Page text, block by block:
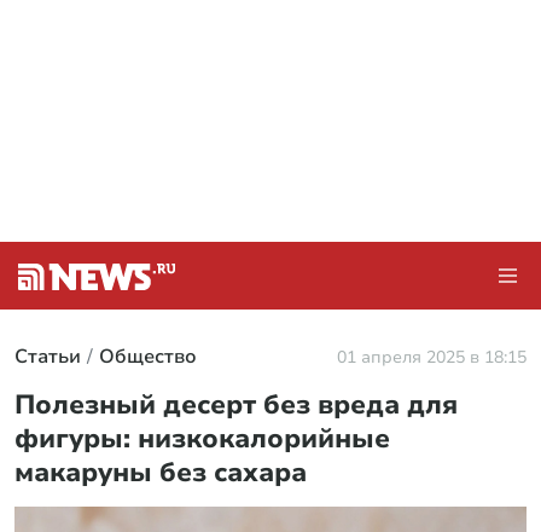
Статьи Общество 01 апреля 2025 в 18:15
Полезный десерт без вреда для
фигуры: низкокалорийные
макаруны без сахара